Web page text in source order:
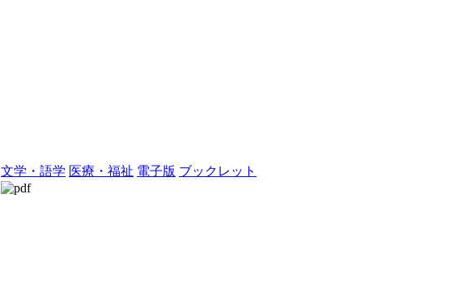
文学・語学 医療・福祉 電子版 ブックレット